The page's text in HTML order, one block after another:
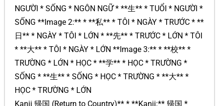
NGƯỜI * SỐNG * NGÔN NGỮ * **生** * TUỔI * NGƯỜI *
SỐNG **Image 2:** * **私** * TÔI * NGÀY * TRƯỚC * **
日** * NGÀY * TÔI * LỚN * **先** * TRƯỚC * LỚN * TÔI
* **大** * TÔI * NGÀY * LỚN **Image 3:** * **校** *
TRƯỜNG * LỚN * HỌC * **学** * HỌC * TRƯỜNG *
SỐNG * **生** * SỐNG * HỌC * TRƯỜNG * **大** *
HỌC * TRƯỜNG * LỚN
Kanji 帰国 (Return to Country)** * **Kanji:** 帰国 *